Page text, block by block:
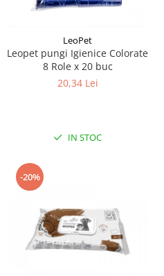
LeoPet
Leopet pungi Igienice Colorate
8 Role x 20 buc
20,34 Lei
IN STOC
-20%